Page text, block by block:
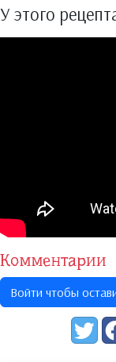
У этого
Комментарии
Войти чтобы